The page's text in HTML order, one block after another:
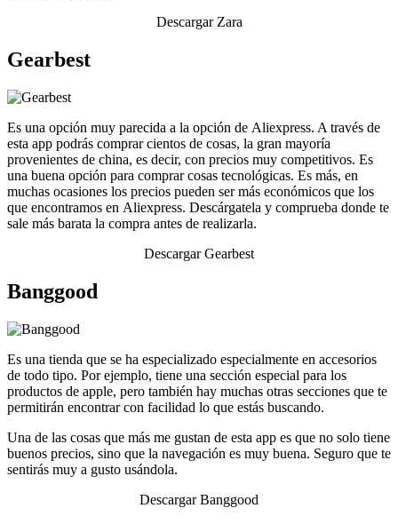
Descargar Zara
Gearbest
Es una opción muy parecida a la opción de Aliexpress. A través de
esta app podrás comprar cientos de cosas, la gran mayoría
provenientes de china, es decir, con precios muy competitivos. Es
una buena opción para comprar cosas tecnológicas. Es más, en
muchas ocasiones los precios pueden ser más económicos que los
que encontramos en Aliexpress. Descárgatela y comprueba donde te
sale más barata la compra antes de realizarla.
Descargar Gearbest
Banggood
Es una tienda que se ha especializado especialmente en accesorios
de todo tipo. Por ejemplo, tiene una sección especial para los
productos de apple, pero también hay muchas otras secciones que te
permitirán encontrar con facilidad lo que estás buscando.
Una de las cosas que más me gustan de esta app es que no solo tiene
buenos precios, sino que la navegación es muy buena. Seguro que te
sentirás muy a gusto usándola.
Descargar Banggood